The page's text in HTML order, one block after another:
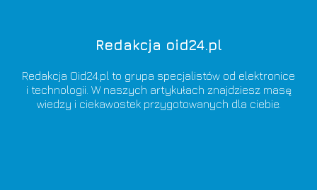
Redakcja oid24.pl
Redakcja Oid24.pl to grupa specjalistów od elektronice
i technologii. W naszych artykułach znajdziesz masę
wiedzy i ciekawostek przygotowanych dla ciebie.